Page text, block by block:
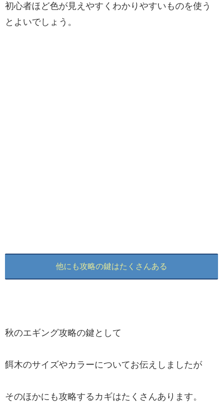
初心者ほど色が見えやすくわかりやすいものを使う
とよいでしょう。
他にも攻略の鍵はたくさんある
秋のエギング攻略の鍵として
餌木のサイズやカラーについてお伝えしましたが
そのほかにも攻略するカギはたくさんあります。